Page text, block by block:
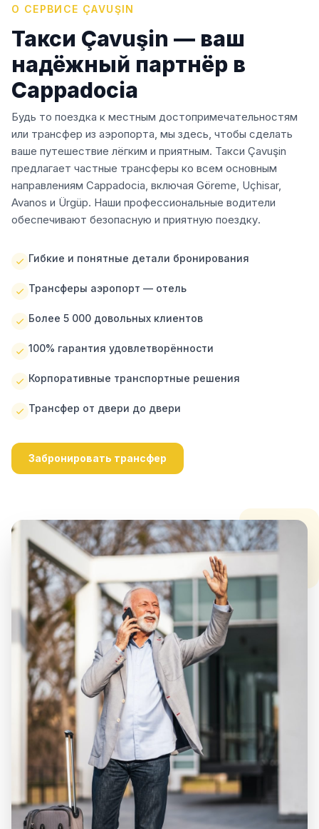
О СЕРВИСЕ ÇAVUŞIN
Такси Çavuşin — ваш
надёжный партнёр в
Cappadocia
Будь то поездка к местным достопримечательностям
или трансфер из аэропорта, мы здесь, чтобы сделать
ваше путешествие лёгким и приятным. Такси Çavuşin
предлагает частные трансферы ко всем основным
направлениям Cappadocia, включая Göreme, Uçhisar,
Avanos и Ürgüp. Наши профессиональные водители
обеспечивают безопасную и приятную поездку.
Гибкие и понятные детали бронирования
Трансферы аэропорт — отель
Более 5 000 довольных клиентов
100% гарантия удовлетворённости
Корпоративные транспортные решения
Трансфер от двери до двери
Забронировать трансфер